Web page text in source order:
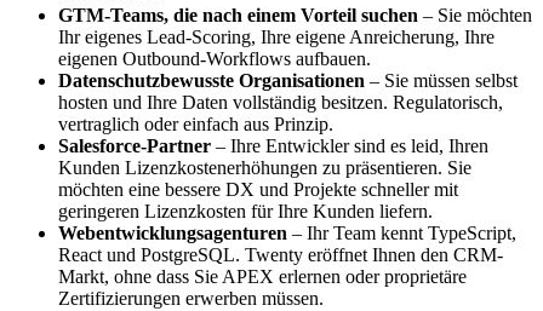
GTM-Teams, die nach einem Vorteil suchen – Sie möchten
Ihr eigenes Lead-Scoring, Ihre eigene Anreicherung, Ihre
eigenen Outbound-Workflows aufbauen.
Datenschutzbewusste Organisationen – Sie müssen selbst
hosten und Ihre Daten vollständig besitzen. Regulatorisch,
vertraglich oder einfach aus Prinzip.
Salesforce-Partner – Ihre Entwickler sind es leid, Ihren
Kunden Lizenzkostenerhöhungen zu präsentieren. Sie
möchten eine bessere DX und Projekte schneller mit
geringeren Lizenzkosten für Ihre Kunden liefern.
Webentwicklungsagenturen – Ihr Team kennt TypeScript,
React und PostgreSQL. Twenty eröffnet Ihnen den CRM-
Markt, ohne dass Sie APEX erlernen oder proprietäre
Zertifizierungen erwerben müssen.